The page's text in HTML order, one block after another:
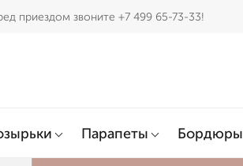
приездом звоните +7 499 65-73-33!
Парапеты Бордюры